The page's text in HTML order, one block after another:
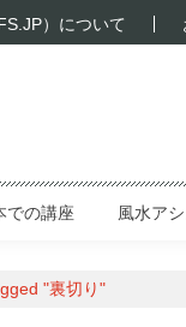
）について
での講座 風水ア
"裏切り"